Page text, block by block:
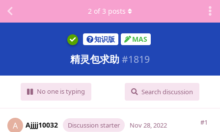
知识版 MAS
精灵包求助#1819
No one is typing Search discussion
2 of 3 posts
A Ajjjj10032 Discussion starter #1
Nov 28, 2022